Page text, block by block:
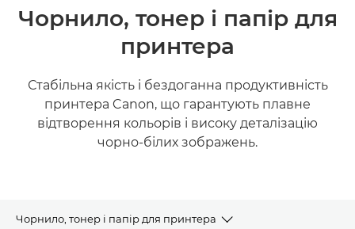
Чорнило, тонер і папір для
принтера
Стабільна якість і бездоганна продуктивність
принтера Canon, що гарантують плавне
відтворення кольорів і високу деталізацію
чорно-білих зображень.
Чорнило, тонер і папір для принтера